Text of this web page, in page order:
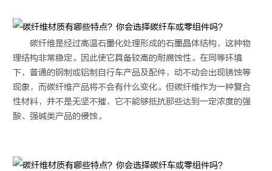
碳纤维是经过高温石墨化处理形成的石墨晶体结构，这种物
理结构非常稳定。因此使它具备较高的耐腐蚀性。在同等环境
下，普通的钢制或铝制自行车产品及配件，动不动会出现锈蚀等
现象，而碳纤维产品将不会有什么变化。但碳纤维作为一种复合
性材料，并不是无坚不摧，它不能够抵抗那些达到一定浓度的强
酸、强碱类产品的侵蚀。